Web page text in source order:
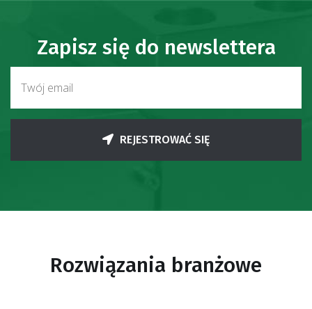
Zapisz się do newslettera
REJESTROWAĆ SIĘ
Rozwiązania branżowe